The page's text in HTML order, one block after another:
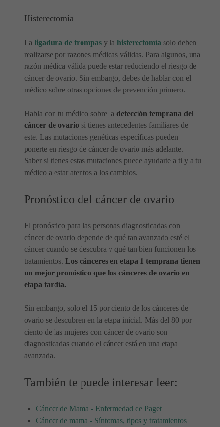
Histerectomía
La ligadura de trompas y la histerectomía solo deben
realizarse por razones médicas válidas. Para algunos, una
razón médica válida puede estar reduciendo el riesgo de
cáncer de ovario. Sin embargo, debes de hablar con el
médico sobre otras opciones de prevención primero.
Habla con tu médico sobre la detección temprana del
cáncer de ovario si tienes antecedentes familiares de
este. Las mutaciones genéticas específicas pueden
ponerte en riesgo de cáncer de ovario más adelante.
Saber si tienes estas mutaciones puede ayudarte a ti y a tu
médico a estar atentos a los cambios.
Pronóstico del cáncer de ovario
El pronóstico para las personas diagnosticadas con
cáncer de ovario depende de qué tan avanzado esté el
cáncer cuando se descubra y qué tan bien funcionen los
tratamientos. Los cánceres en etapa 1 temprana tienen
un mejor pronóstico que los cánceres de ovario en
etapa tardía.
Sin embargo, solo el 15 por ciento de los cánceres de
ovario se descubren en la etapa inicial. Más del 80 por
ciento de las mujeres con cáncer de ovario son
diagnosticadas cuando el cáncer está en una etapa
avanzada.
También te puede interesar leer:
Cáncer de Mama - Enfermedad de Paget
Cáncer de mama - Síntomas, tipos y tratamientos